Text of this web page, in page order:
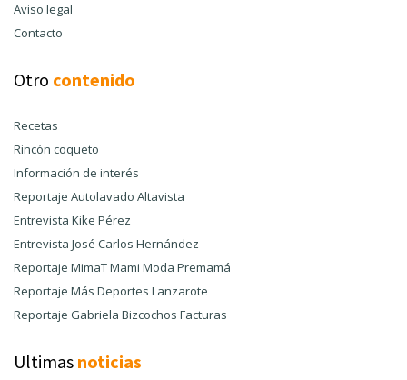
Aviso legal
Contacto
Otro contenido
Recetas
Rincón coqueto
Información de interés
Reportaje Autolavado Altavista
Entrevista Kike Pérez
Entrevista José Carlos Hernández
Reportaje MimaT Mami Moda Premamá
Reportaje Más Deportes Lanzarote
Reportaje Gabriela Bizcochos Facturas
Ultimas noticias